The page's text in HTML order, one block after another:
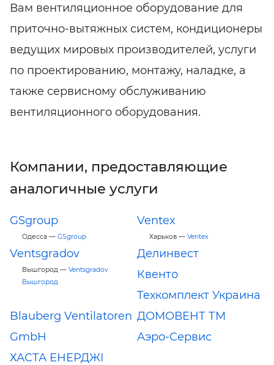
Вам вентиляционное оборудование для
приточно-вытяжных систем, кондиционеры
ведущих мировых производителей, услуги
по проектированию, монтажу, наладке, а
также сервисному обслуживанию
вентиляционного оборудования.
Компании, предоставляющие
аналогичные услуги
GSgroup
Одесса — GSgroup
Ventex
Харьков — Ventex
Ventsgradov
Вышгород — Ventsgradov
Вышгород
Делинвест
Квенто
Техкомплект Украина
Blauberg Ventilatoren
GmbH
ДОМОВЕНТ ТМ
Аэро-Сервис
ХАСТА ЕНЕРДЖІ